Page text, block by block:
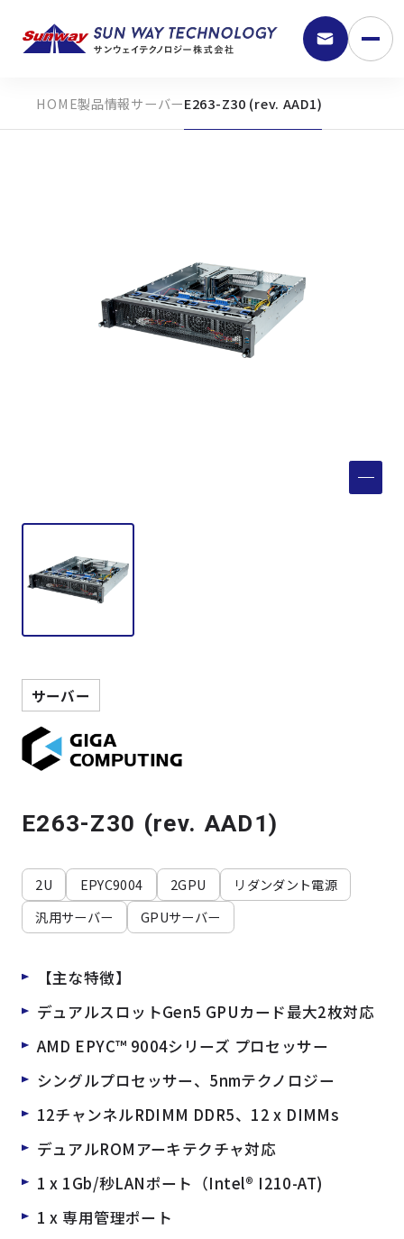
9:30 - 18:00
よくある質問
採用情報
事例
会社案内
製品情報サーバーE263-Z30 (rev. AAD1)
サーバー
E263-Z30 (rev. AAD1)
2U EPYC9004 2GPU
リダンダント電源
汎用サーバー
GPUサーバー
【主な特徴】
デュアルスロットGen5 GPUカード最大2枚対応
AMD EPYC™ 9004シリーズ プロセッサー
シングルプロセッサー、5nmテクノロジー
12チャンネルRDIMM DDR5、12 x DIMMs
デュアルROMアーキテクチャ対応
1 x 1Gb/秒LANポート（Intel® I210-AT)
1 x 専用管理ポート